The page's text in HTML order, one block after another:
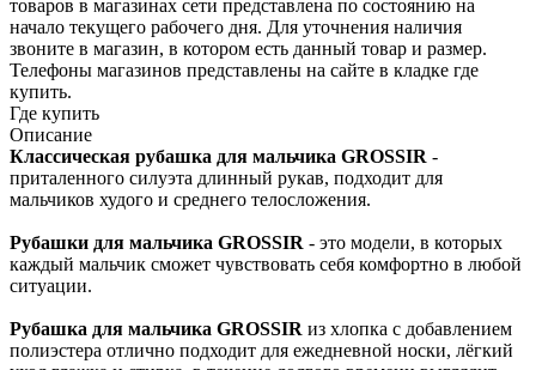
товаров в маг­азинах сети представ­лена по состоянию на
начало текущего раб­очего дня. Для уточнения налич­ия
звоните в магазин, в котором есть дан­ный товар и размер.
Телефоны магазинов представлены на сайте в кладке где
купить.
Где купить
Описание
Классическая рубашка для мальчика GROSSIR -
приталенного силуэта длинный рукав, подходит для
мальчиков худого и среднего телосложения.
Рубашки для мальчика GROSSIR - это модели, в которых
каждый мальчик сможет чувствовать себя комфортно в любой
ситуации.
Рубашка для мальчика GROSSIR из хлопка с добавлением
полиэстера отлично подходит для ежедневной носки, лёгкий